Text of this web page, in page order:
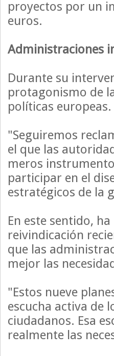
proyectos por un
euros.
Administraciones
Durante su
protagonismo de
políticas europeas.
"Seguiremos
el que las
meros
participar en el
estratégicos de la
En este sentido,
reivindicación
que las
mejor las
"Estos nueve
escucha activa de
ciudadanos. Esa
realmente las